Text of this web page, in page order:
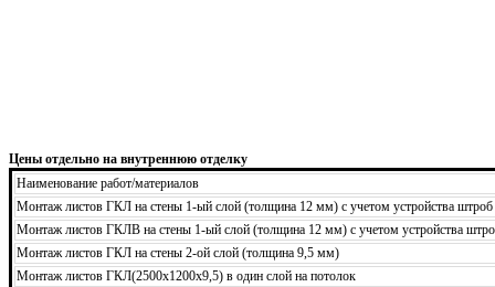
Цены отдельно на внутреннюю отделку
Наименование работ/материалов
Монтаж листов ГКЛ на стены 1-ый слой (толщина 12 мм) с учетом устройства штроб
Монтаж листов ГКЛВ на стены 1-ый слой (толщина 12 мм) с учетом устройства
Монтаж листов ГКЛ на стены 2-ой слой (толщина 9,5 мм)
Монтаж листов ГКЛ(2500х1200х9,5) в один слой на потолок